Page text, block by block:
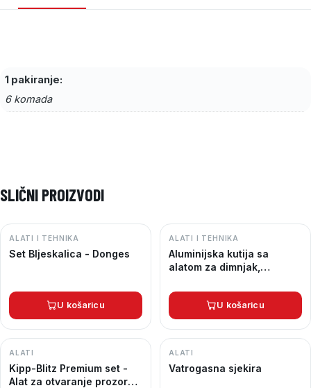
1 pakiranje:
6 komada
SLIČNI PROIZVODI
ALATI I TEHNIKA
Set Bljeskalica - Donges
U košaricu
ALATI I TEHNIKA
Aluminijska kutija sa
alatom za dimnjak,
lancem 30m
U košaricu
ALATI
Kipp-Blitz Premium set -
Alat za otvaranje prozora i
ALATI
Vatrogasna sjekira